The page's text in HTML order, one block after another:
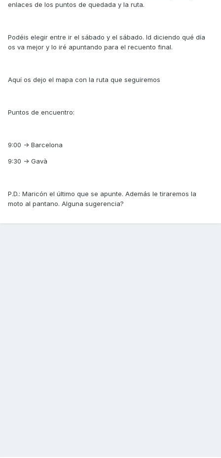
enlaces de los puntos de quedada y la ruta.
Podéis elegir entre ir el sábado y el sábado. Id diciendo qué día
os va mejor y lo iré apuntando para el recuento final.
Aquí os dejo el mapa con la ruta que seguiremos
Puntos de encuentro:
9:00 -> Barcelona
9:30 -> Gavà
P.D.: Maricón el último que se apunte. Además le tiraremos la
moto al pantano. Alguna sugerencia?